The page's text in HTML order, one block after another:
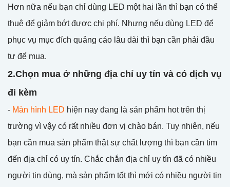
Hơn nữa nếu bạn chỉ dùng LED một hai lần thì bạn có thể
thuê để giảm bớt được chi phí. Nhưng nếu dùng LED để
phục vụ mục đích quảng cáo lâu dài thì bạn cần phải đầu
tư để mua.
2.Chọn mua ở những địa chỉ uy tín và có dịch vụ
đi kèm
- Màn hình LED hiện nay đang là sản phẩm hot trên thị
trường vì vậy có rất nhiều đơn vị chào bán. Tuy nhiên, nếu
bạn cần mua sản phẩm thật sự chất lượng thì bạn cần tìm
đến địa chỉ có uy tín. Chắc chắn địa chỉ uy tín đã có nhiều
người tin dùng, mà sản phẩm tốt thì mới có nhiều người tin